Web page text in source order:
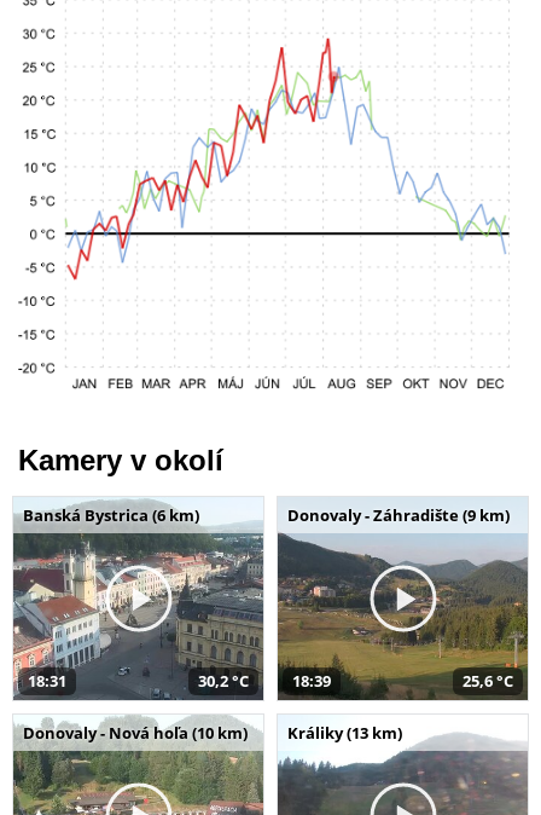
Kamery v okolí
Banská Bystrica (6 km)
18:31 30,2 °C
Donovaly - Záhradište (9 km)
18:39 25,6 °C
Donovaly - Nová hoľa (10 km) Králiky (13 km)